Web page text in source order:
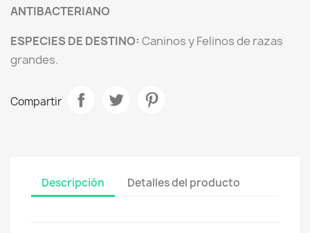
ANTIBACTERIANO
ESPECIES DE DESTINO: Caninos y Felinos de razas
grandes.
Compartir
Descripción Detalles del producto